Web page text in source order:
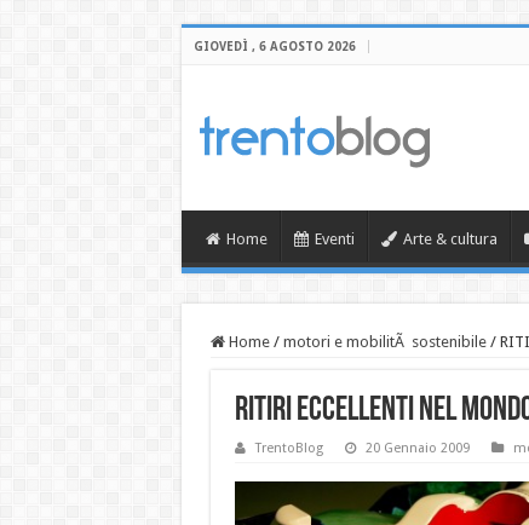
GIOVEDÌ , 6 AGOSTO 2026
Home Eventi Arte & cultura
Home / motori e mobilitÃ sostenibile /
RITIRI ECCELLENTI NEL
TrentoBlog 20 Gennaio 2009